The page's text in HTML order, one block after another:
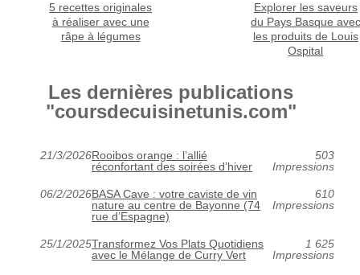
5 recettes originales
à réaliser avec une
râpe à légumes
Explorer les saveurs
du Pays Basque avec
les produits de Louis
Ospital
Les dernières publications
"coursdecuisinetunis.com"
21/3/2026Rooibos orange : l’allié
réconfortant des soirées d’hiver
503
Impressions
06/2/2026BASA Cave : votre caviste de vin
nature au centre de Bayonne (74
rue d’Espagne)
610
Impressions
25/1/2025Transformez Vos Plats Quotidiens
avec le Mélange de Curry Vert
1 625
Impressions